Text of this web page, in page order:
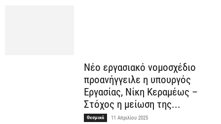
Νέο εργασιακό νομοσχέδιο
προανήγγειλε η υπουργός
Εργασίας, Νίκη Κεραμέως –
Στόχος η μείωση της...
Θεσμικά 11 Απριλίου 2025